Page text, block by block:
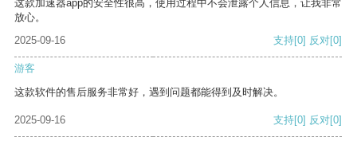
这款加速器app的安全性很高，使用过程中不会泄露个人信息，让我非常
放心。
2025-09-16
支持[0] 反对[0]
游客
这款软件的售后服务非常好，遇到问题都能得到及时解决。
2025-09-16 支持[0] 反对[0]